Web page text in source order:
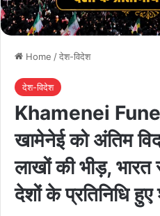
Home /देश-विदेश
देश-विदेश
Khamenei
खामेनेई को अंतिम
लाखों की भीड़,
देशों के प्रतिनिधि हुए